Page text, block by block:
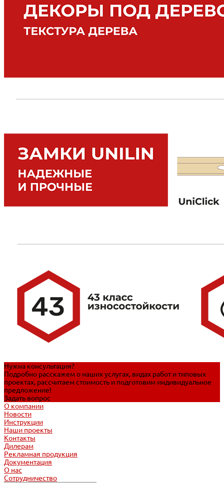
Нужна консультация?
Подробно расскажем о наших услугах, видах работ и типовых
проектах, рассчитаем стоимость и подготовим индивидуальное
предложение!
Задать вопрос
О компании
Новости
Инструкции
Наши проекты
Контакты
Дилерам
Рекламная продукция
Документация
О нас
Сотрудничество